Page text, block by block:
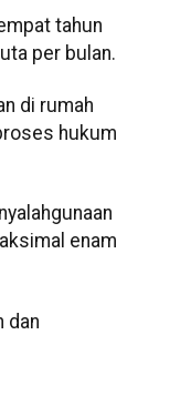
tahun
per bulan.
di rumah
hukum
enam
dan